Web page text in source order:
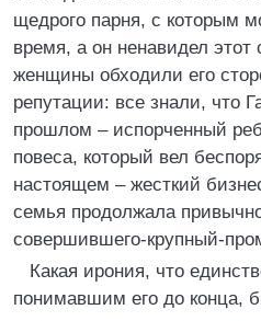
щедрого парня, с которым
время, а он ненавидел
женщины обходили его
репутации: все знали, что
прошлом – испорченный
повеса, который вел
настоящем – жесткий
семья продолжала
совершившего-крупный-
Какая ирония, что
понимавшим его до конца,